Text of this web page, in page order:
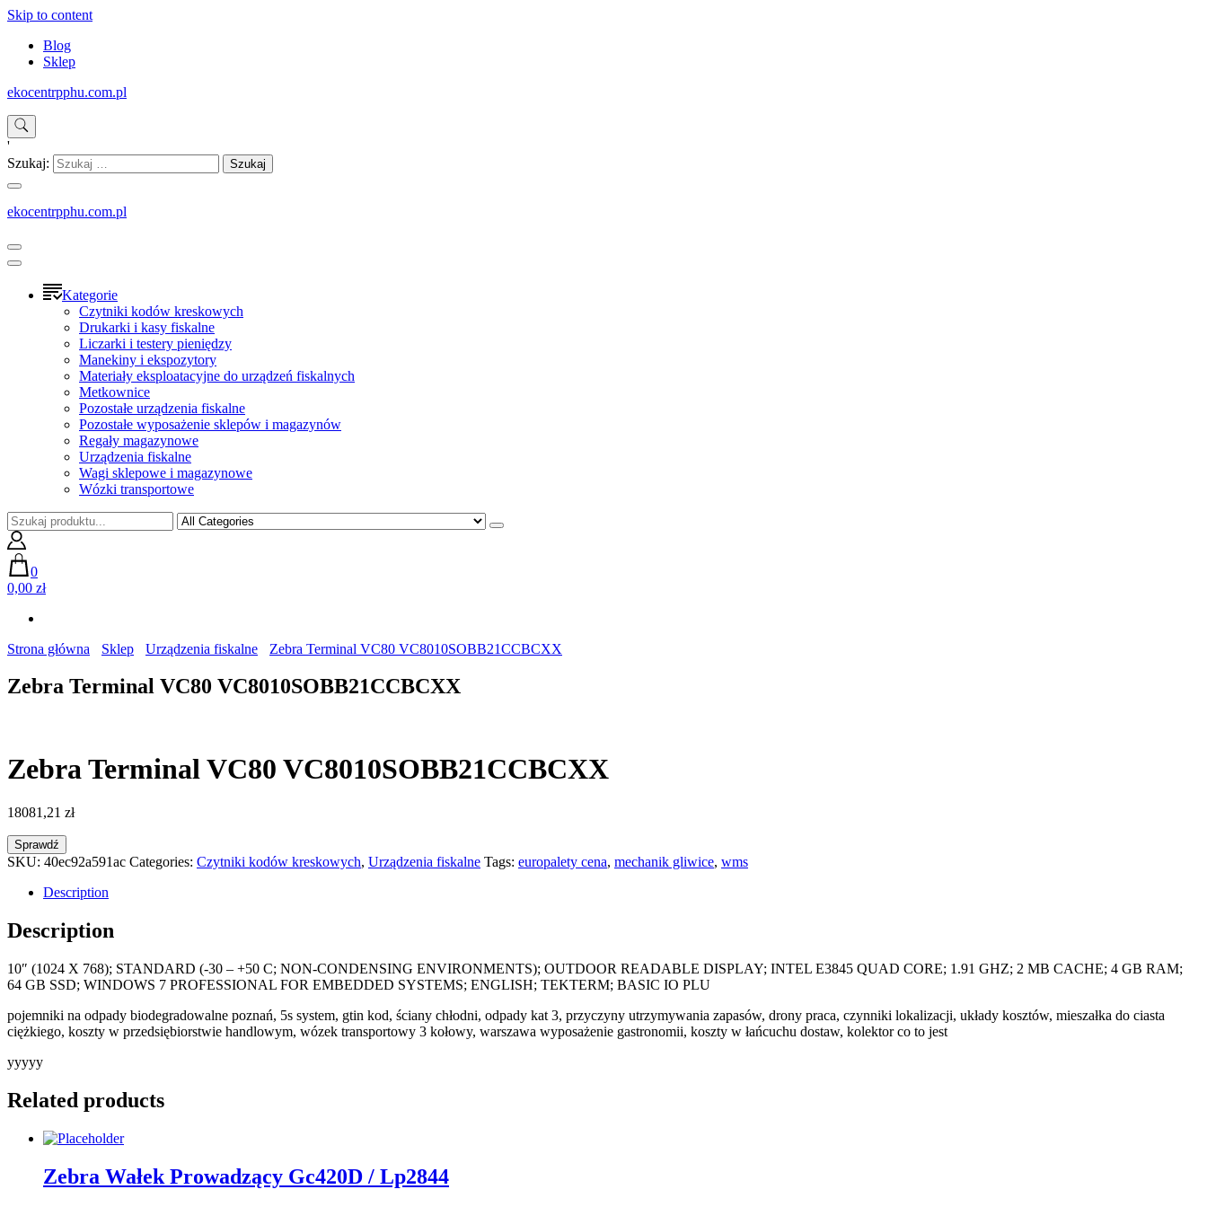
Skip to content
Blog
Sklep
ekocentrpphu.com.pl
'
Szukaj:
ekocentrpphu.com.pl
Kategorie
Czytniki kodów kreskowych
Drukarki i kasy fiskalne
Liczarki i testery pieniędzy
Manekiny i ekspozytory
Materiały eksploatacyjne do urządzeń fiskalnych
Metkownice
Pozostałe urządzenia fiskalne
Pozostałe wyposażenie sklepów i magazynów
Regały magazynowe
Urządzenia fiskalne
Wagi sklepowe i magazynowe
Wózki transportowe
0
0,00 zł
Strona główna Sklep Urządzenia fiskalne Zebra Terminal VC80 VC8010SOBB21CCBCXX
Zebra Terminal VC80 VC8010SOBB21CCBCXX
Zebra Terminal VC80 VC8010SOBB21CCBCXX
18081,21 zł
Sprawdź
SKU: 40ec92a591ac Categories: Czytniki kodów kreskowych, Urządzenia fiskalne Tags: europalety cena, mechanik gliwice, wms
Description
Description
10″ (1024 X 768); STANDARD (-30 – +50 C; NON-CONDENSING ENVIRONMENTS); OUTDOOR READABLE DISPLAY; INTEL E3845 QUAD CORE; 1.91 GHZ; 2 MB CACHE; 4 GB RAM;
64 GB SSD; WINDOWS 7 PROFESSIONAL FOR EMBEDDED SYSTEMS; ENGLISH; TEKTERM; BASIC IO PLU
pojemniki na odpady biodegradowalne poznań, 5s system, gtin kod, ściany chłodni, odpady kat 3, przyczyny utrzymywania zapasów, drony praca, czynniki lokalizacji, układy kosztów, mieszałka do ciasta
ciężkiego, koszty w przedsiębiorstwie handlowym, wózek transportowy 3 kołowy, warszawa wyposażenie gastronomii, koszty w łańcuchu dostaw, kolektor co to jest
yyyyy
Related products
Zebra Wałek Prowadzący Gc420D / Lp2844